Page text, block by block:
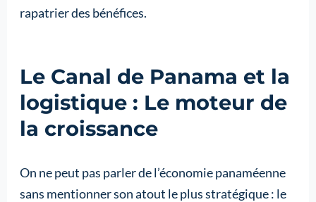
rapatrier des bénéfices.
Le Canal de Panama et la
logistique : Le moteur de
la croissance
On ne peut pas parler de l’économie panaméenne
sans mentionner son atout le plus stratégique : le